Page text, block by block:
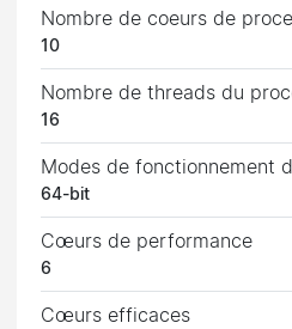
Nombre de coeurs de
10
Nombre de threads du
16
Modes de fonctionnement
64-bit
Cœurs de performance
6
Cœurs efficaces